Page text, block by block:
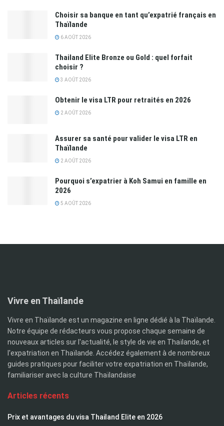
Choisir sa banque en tant qu’expatrié français en
Thaïlande
6 AOÛT 2026
Thailand Elite Bronze ou Gold : quel forfait
choisir ?
3 AOÛT 2026
Obtenir le visa LTR pour retraités en 2026
2 AOÛT 2026
Assurer sa santé pour valider le visa LTR en
Thaïlande
2 AOÛT 2026
Pourquoi s’expatrier à Koh Samui en famille en
2026
5 AOÛT 2026
Vivre en Thaïlande
Vivre en Thaïlande est un magazine en ligne dédié à la Thaïlande.
Notre équipe de rédacteurs vous propose chaque semaine de
nouveaux articles sur l'actualité, le style de vie en Thaïlande, et
l'expatriation en Thaïlande. Accédez également à de nombreux
guides pratiques pour faciliter votre expatriation en Thaïlande,
familiariser avec la culture Thaïlandaise
Articles récents
Prix et avantages du visa Thailand Elite en 2026